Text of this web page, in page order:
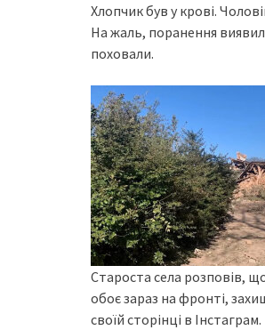
Хлопчик був у крові.
На жаль, поранення
поховали.
Староста села розповів,
обоє зараз на фронті,
своїй сторінці в Інстаграм.